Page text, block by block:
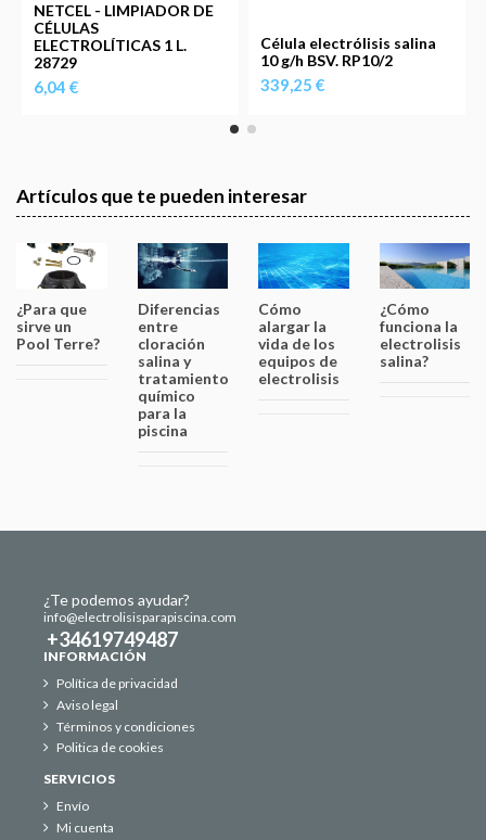
NETCEL - LIMPIADOR DE
CÉLULAS
ELECTROLÍTICAS 1 L.
28729
6,04 €
Célula electrólisis salina
10 g/h BSV. RP10/2
339,25 €
Artículos que te pueden interesar
¿Para que
sirve un
Pool Terre?
Diferencias
entre
cloración
salina y
tratamiento
químico
para la
piscina
Cómo
alargar la
vida de los
equipos de
electrolisis
¿Cómo
funciona la
electrolisis
salina?
¿Te podemos ayudar?
info@electrolisisparapiscina.com
+34619749487
INFORMACIÓN
Política de privacidad
Aviso legal
Términos y condiciones
Politica de cookies
SERVICIOS
Envío
Mi cuenta